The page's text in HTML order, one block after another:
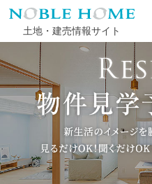
土地・建売情報サイト